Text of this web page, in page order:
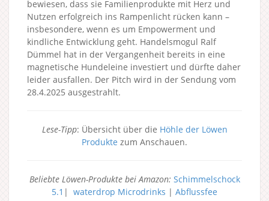
bewiesen, dass sie Familienprodukte mit Herz und
Nutzen erfolgreich ins Rampenlicht rücken kann –
insbesondere, wenn es um Empowerment und
kindliche Entwicklung geht. Handelsmogul Ralf
Dümmel hat in der Vergangenheit bereits in eine
magnetische Hundeleine investiert und dürfte daher
leider ausfallen. Der Pitch wird in der Sendung vom
28.4.2025 ausgestrahlt.
Lese-Tipp: Übersicht über die Höhle der Löwen
Produkte zum Anschauen.
Beliebte Löwen-Produkte bei Amazon: Schimmelschock
5.1 | waterdrop Microdrinks | Abflussfee